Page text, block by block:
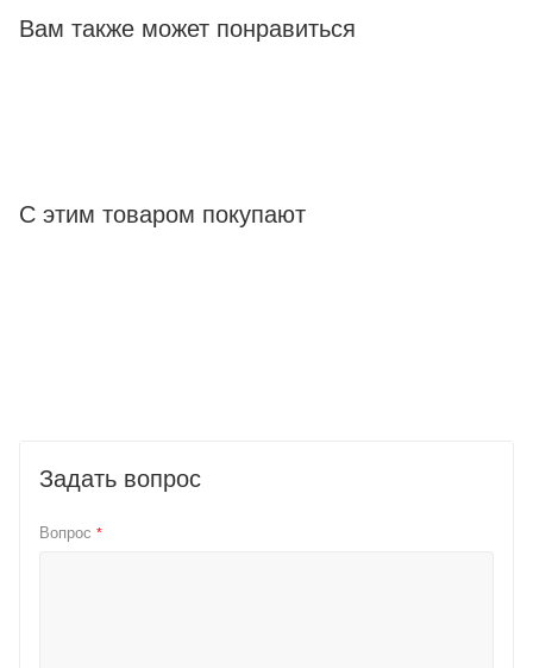
Вам также может понравиться
С этим товаром покупают
Задать вопрос
Вопрос *